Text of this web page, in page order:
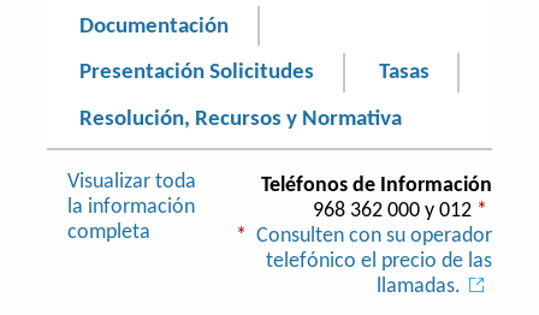
Documentación
Presentación Solicitudes Tasas
Resolución, Recursos y Normativa
Visualizar toda
la información
completa
Teléfonos de Información
968 362 000 y 012 *
*
Consulten con su operador
telefónico el precio de las
llamadas.